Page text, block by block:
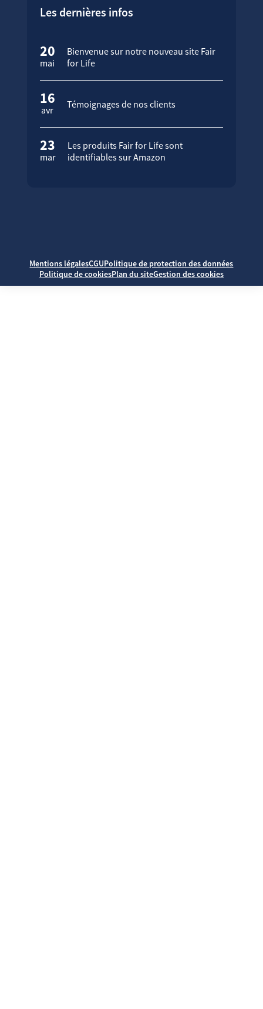
Les dernières infos
20
mai
Bienvenue sur notre nouveau site Fair
for Life
16
avr Témoignages de nos clients
23
mar
Les produits Fair for Life sont
identifiables sur Amazon
Mentions légalesCGUPolitique de protection des données
Politique de cookiesPlan du siteGestion des cookies